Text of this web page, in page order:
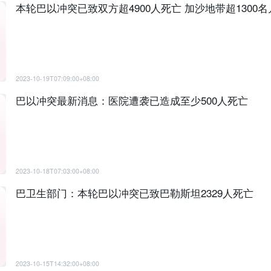
本轮巴以冲突已致双方超4900人死亡 加沙地带超1300
2023-10-19T07:09:00+08:00
巴以冲突最新消息：医院遭袭已造成至少500人死亡
2023-10-18T07:03:00+08:00
巴卫生部门：本轮巴以冲突已致巴勒斯坦2329人死亡
2023-10-15T14:32:00+08:00